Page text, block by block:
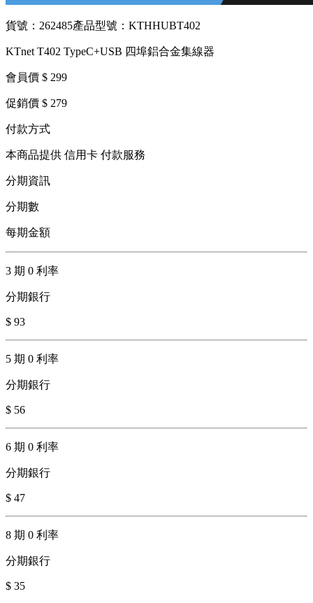
貨號：262485產品型號：KTHHUBT402
KTnet T402 TypeC+USB 四埠鋁合金集線器
會員價 $ 299
促銷價 $ 279
付款方式
本商品提供 信用卡 付款服務
分期資訊
分期數
每期金額
3 期 0 利率
分期銀行
$ 93
5 期 0 利率
分期銀行
$ 56
6 期 0 利率
分期銀行
$ 47
8 期 0 利率
分期銀行
$ 35